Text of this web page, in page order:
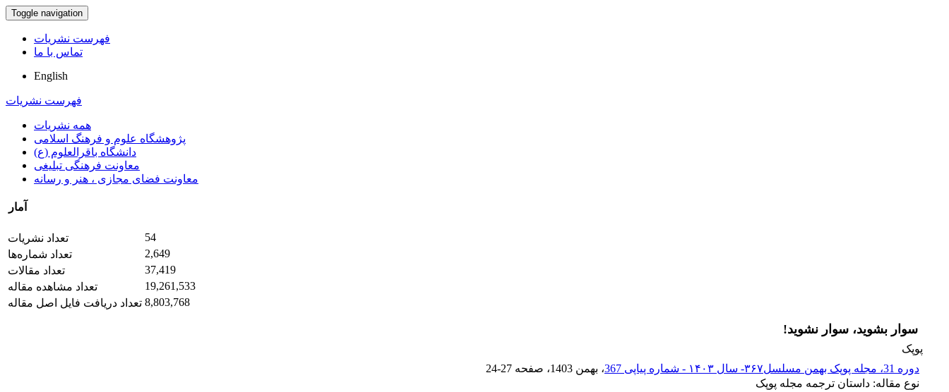
Toggle navigation
فهرست نشریات
تماس با ما
English
فهرست نشریات
همه نشریات
پژوهشگاه علوم و فرهنگ اسلامی
دانشگاه باقرالعلوم (ع)
معاونت فرهنگی تبلیغی
معاونت فضای مجازی ، هنر و رسانه
آمار
تعداد نشریات
54
تعداد شماره‌ها
2,649
تعداد مقالات
37,419
تعداد مشاهده مقاله
19,261,533
تعداد دریافت فایل اصل مقاله 8,803,768
سوار بشوید، سوار نشوید!
پوپک
دوره 31، مجله پوپک بهمن مسلسل۳۶۷- سال ۱۴۰۳ - شماره پیاپی 367
، بهمن 1403 ، صفحه 24-27
نوع مقاله: داستان ترجمه مجله پوپک